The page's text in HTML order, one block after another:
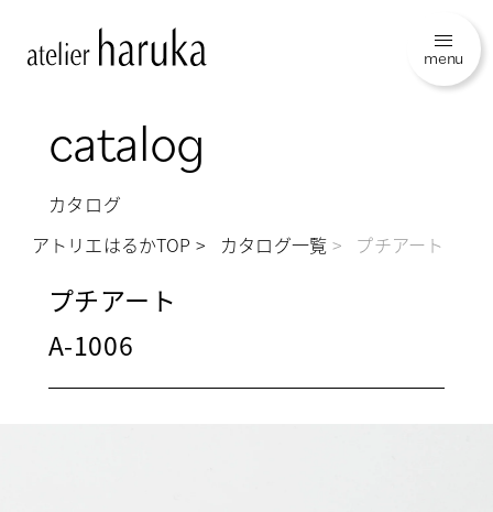
menu
catalog
カタログ
アトリエはるかTOP
カタログ一覧 プチアート
プチアート
A-1006